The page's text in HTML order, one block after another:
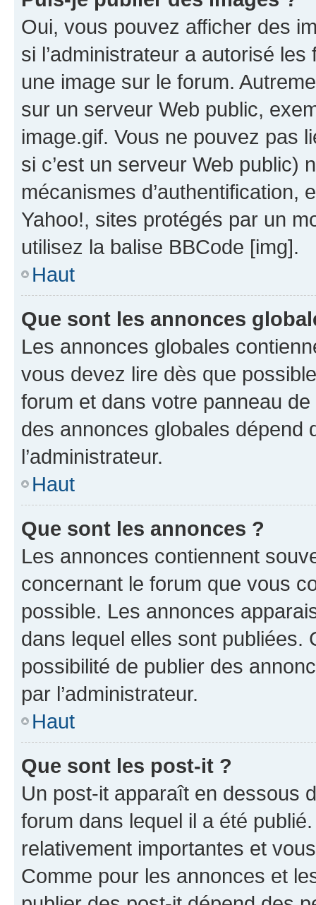
Oui, vous pouvez afficher des
si l’administrateur a autorisé
une image sur le forum.
sur un serveur Web public,
image.gif. Vous ne pouvez pas
si c’est un serveur Web public)
mécanismes d’authentification,
Yahoo!, sites protégés par un
utilisez la balise BBCode [img].
Haut
Que sont les annonces
Les annonces globales
vous devez lire dès que
forum et dans votre panneau
des annonces globales dépend
l’administrateur.
Haut
Que sont les annonces ?
Les annonces contiennent
concernant le forum que vous
possible. Les annonces
dans lequel elles sont publiées.
possibilité de publier des
par l’administrateur.
Haut
Que sont les post-it ?
Un post-it apparaît en dessous
forum dans lequel il a été
relativement importantes et
Comme pour les annonces et